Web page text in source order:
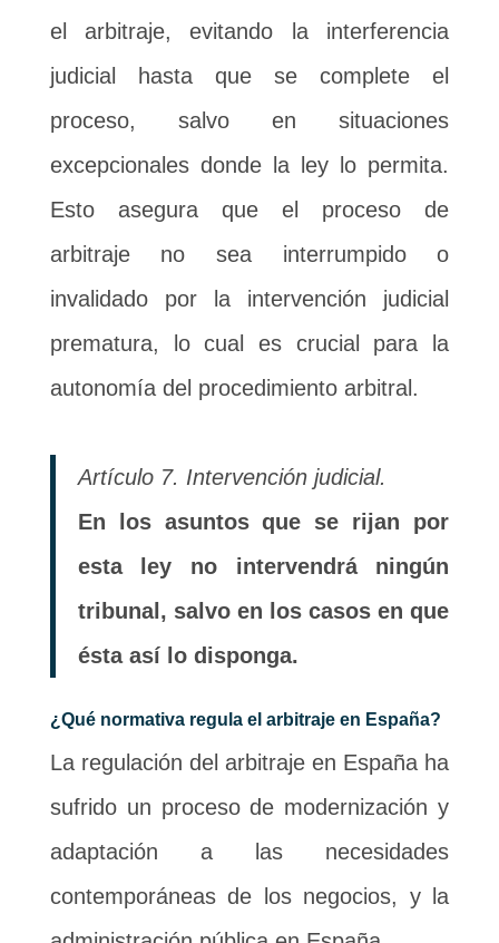
el arbitraje, evitando la interferencia
judicial hasta que se complete el
proceso, salvo en situaciones
excepcionales donde la ley lo permita.
Esto asegura que el proceso de
arbitraje no sea interrumpido o
invalidado por la intervención judicial
prematura, lo cual es crucial para la
autonomía del procedimiento arbitral.
Artículo 7. Intervención judicial.
En los asuntos que se rijan por
esta ley no intervendrá ningún
tribunal, salvo en los casos en que
ésta así lo disponga.
¿Qué normativa regula el arbitraje en España?
La regulación del arbitraje en España ha
sufrido un proceso de modernización y
adaptación a las necesidades
contemporáneas de los negocios, y la